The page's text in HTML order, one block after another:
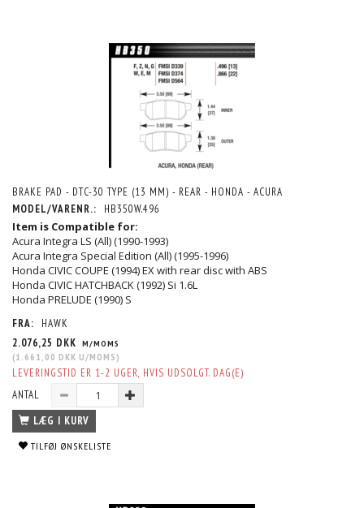
BRAKE PAD - DTC-30 TYPE (13 MM) - REAR - HONDA - ACURA
MODEL/VARENR.:
HB350W.496
Item is Compatible for:
Acura Integra LS (All) (1990-1993)
Acura Integra Special Edition (All) (1995-1996)
Honda CIVIC COUPE (1994) EX with rear disc with ABS
Honda CIVIC HATCHBACK (1992) Si 1.6L
Honda PRELUDE (1990) S
FRA:
HAWK
2.076,25 DKK M/MOMS
(1.661,00 DKK U/MOMS )
LEVERINGSTID ER 1-2 UGER, HVIS UDSOLGT. DAG(E)
ANTAL
LÆG I KURV
TILFØJ ØNSKELISTE